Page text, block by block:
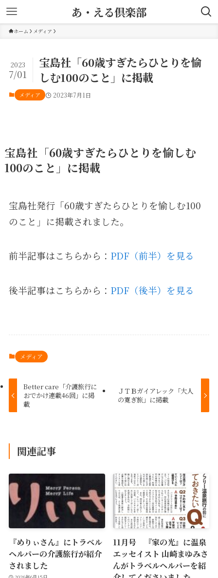
あ・える倶楽部
ホーム メディア
宝島社「60歳すぎたらひとりを愉
しむ100のこと」に掲載
2023
7/01
メディア 2023年7月1日
宝島社「60歳すぎたらひとりを愉しむ
100のこと」に掲載
宝島社発行「60歳すぎたらひとりを愉しむ100
のこと」に掲載されました。
前半記事はこちらから： PDF（前半）を見る
後半記事はこちらから： PDF（後半）を見る
メディア
Better care「介護旅行に
おでかけ連載46回」に掲
載
ＪＴＢガイアレック「大人
の寛ぎ旅」に掲載
関連記事
『めりぃさん』にトラベル
ヘルパーの介護旅行が紹介
されました
11月号 『家の光』に温泉
エッセイスト 山崎まゆみさ
んがトラベルヘルパーを紹